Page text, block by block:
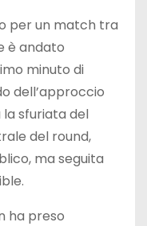
per un match tra
è andato
minuto di
dell’approccio
la sfuriata del
del round,
ma seguita
ha preso